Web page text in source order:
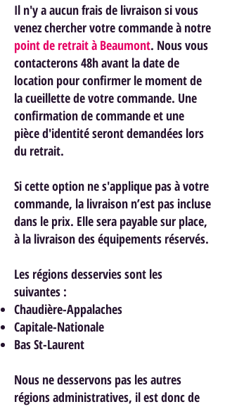
Il n'y a aucun frais de livraison si vous
venez chercher votre commande à notre
point de retrait à Beaumont. Nous vous
contacterons 48h avant la date de
location pour confirmer le moment de
la cueillette de votre commande. Une
confirmation de commande et une
pièce d'identité seront demandées lors
du retrait.
Si cette option ne s'applique pas à votre
commande, la livraison n’est pas incluse
dans le prix. Elle sera payable sur place,
à la livraison des équipements réservés.
Les régions desservies sont les
suivantes :
Chaudière-Appalaches
Capitale-Nationale
Bas St-Laurent
Nous ne desservons pas les autres
régions administratives, il est donc de